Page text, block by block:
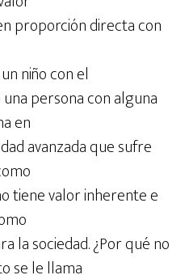
proporción directa con
niño con el
persona con alguna
en
avanzada que sufre
tiene valor inherente e
la sociedad. ¿Por qué no
se le llama